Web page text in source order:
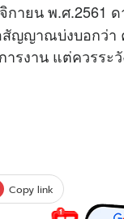
ยน พ.ศ.2561 ด
ญญาณบ่งบอกว่า
ารงาน แต่ควรร
Copy link